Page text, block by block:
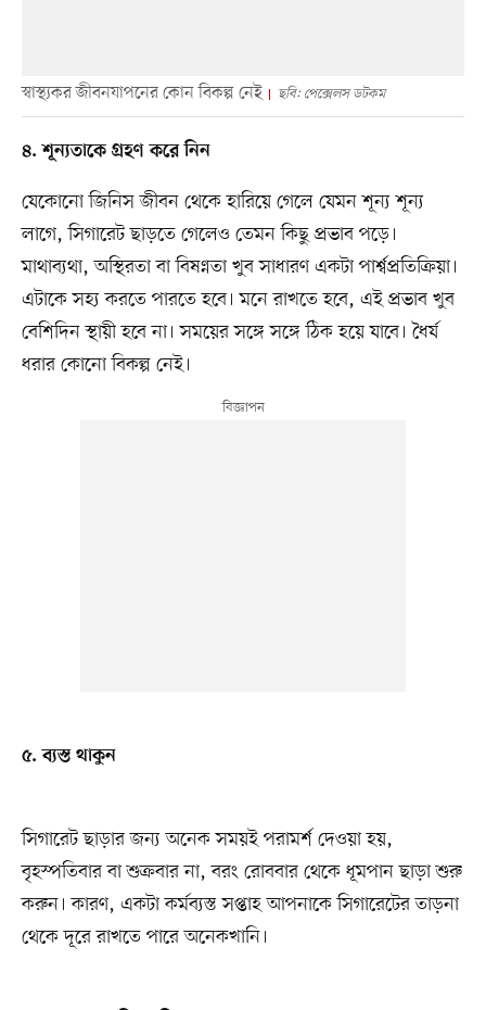
স্বাস্থ্যকর জীবনযাপনের কোন বিকল্প নেই ছবি: পেক্সেলস ডটকম
৪. শূন্যতাকে গ্রহণ করে নিন
যেকোনো জিনিস জীবন থেকে হারিয়ে গেলে যেমন শূন্য শূন্য
লাগে, সিগারেট ছাড়তে গেলেও তেমন কিছু প্রভাব পড়ে।
মাথাব্যথা, অস্থিরতা বা বিষণ্নতা খুব সাধারণ একটা পার্শ্বপ্রতিক্রিয়া।
এটাকে সহ্য করতে পারতে হবে। মনে রাখতে হবে, এই প্রভাব খুব
বেশিদিন স্থায়ী হবে না। সময়ের সঙ্গে সঙ্গে ঠিক হয়ে যাবে। ধৈর্য
ধরার কোনো বিকল্প নেই।
৫. ব্যস্ত থাকুন
সিগারেট ছাড়ার জন্য অনেক সময়ই পরামর্শ দেওয়া হয়,
বৃহস্পতিবার বা শুক্রবার না, বরং রোববার থেকে ধূমপান ছাড়া শুরু
করুন। কারণ, একটা কর্মব্যস্ত সপ্তাহ আপনাকে সিগারেটের তাড়না
থেকে দূরে রাখতে পারে অনেকখানি।